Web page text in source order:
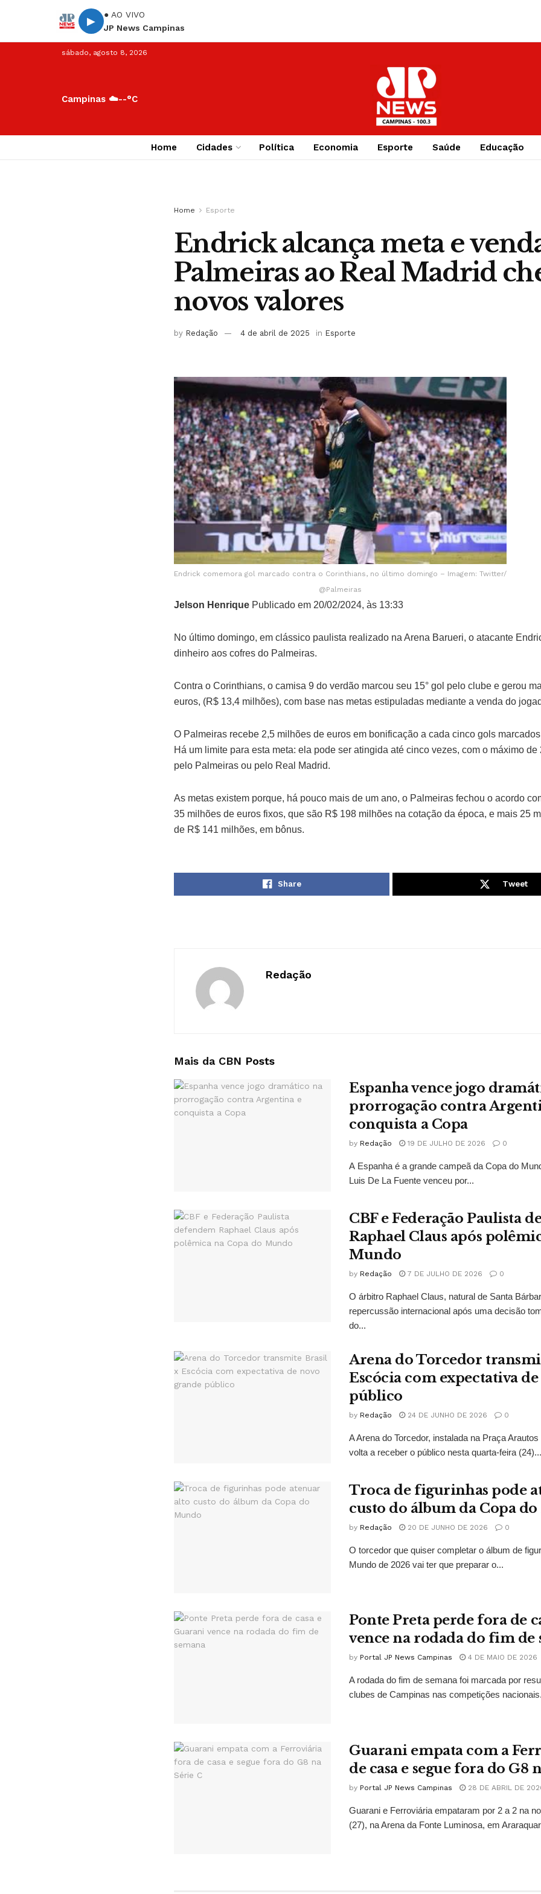
▶
● AO VIVO
JP News Campinas
sábado, agosto 8, 2026
Campinas ☁️--°C
Home Cidades Política Economia Esporte Saúde Educação
Home Esporte
Endrick alcança meta e
Palmeiras ao Real Madrid
novos valores
by Redação 4 de abril de 2025 in Esporte
Endrick comemora gol marcado contra o Corinthians, no último domingo – Imagem: Twitter/
@Palmeiras
Jelson Henrique Publicado em 20/02/2024, às 13:33
No último domingo, em clássico paulista realizado na Arena Barueri, o atacante
dinheiro aos cofres do Palmeiras.
Contra o Corinthians, o camisa 9 do verdão marcou seu 15° gol pelo clube e gerou
euros, (R$ 13,4 milhões), com base nas metas estipuladas mediante a venda do
O Palmeiras recebe 2,5 milhões de euros em bonificação a cada cinco gols
Há um limite para esta meta: ela pode ser atingida até cinco vezes, com o máximo
pelo Palmeiras ou pelo Real Madrid.
As metas existem porque, há pouco mais de um ano, o Palmeiras fechou o acordo
35 milhões de euros fixos, que são R$ 198 milhões na cotação da época, e mais 25
de R$ 141 milhões, em bônus.
Share Tweet
Redação
Mais da CBN Posts
Espanha vence jogo
prorrogação contra
conquista a Copa
by Redação 19 DE JULHO DE 2026 0
A Espanha é a grande campeã da Copa do
Luis De La Fuente venceu por...
CBF e Federação Paulista
Raphael Claus após
Mundo
by Redação 7 DE JULHO DE 2026 0
O árbitro Raphael Claus, natural de Santa
repercussão internacional após uma decisão
do...
Arena do Torcedor
Escócia com expectativa
público
by Redação 24 DE JUNHO DE 2026 0
A Arena do Torcedor, instalada na Praça
volta a receber o público nesta quarta-feira (24)...
Troca de figurinhas pode
custo do álbum da Copa
by Redação 20 DE JUNHO DE 2026 0
O torcedor que quiser completar o álbum de
Mundo de 2026 vai ter que preparar o...
Ponte Preta perde fora de
vence na rodada do fim de
by Portal JP News Campinas 4 DE MAIO DE 2026
A rodada do fim de semana foi marcada por
clubes de Campinas nas competições
Guarani empata com a
de casa e segue fora do G8
by Portal JP News Campinas 28 DE ABRIL DE
Guarani e Ferroviária empataram por 2 a 2 na
(27), na Arena da Fonte Luminosa, em